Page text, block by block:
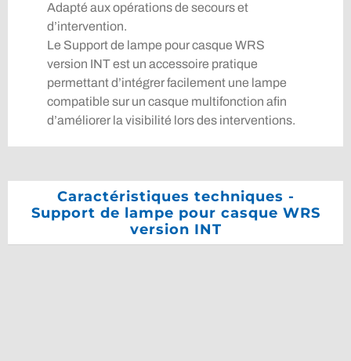
Adapté aux opérations de secours et
d’intervention.
Le Support de lampe pour casque WRS
version INT est un accessoire pratique
permettant d’intégrer facilement une lampe
compatible sur un casque multifonction afin
d’améliorer la visibilité lors des interventions.
Caractéristiques techniques -
Support de lampe pour casque WRS
version INT